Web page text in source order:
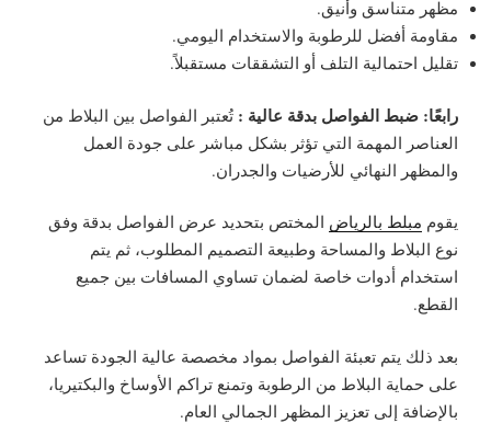
مظهر متناسق وأنيق.
مقاومة أفضل للرطوبة والاستخدام اليومي.
تقليل احتمالية التلف أو التشققات مستقبلاً.
رابعًا: ضبط الفواصل بدقة عالية : تُعتبر الفواصل بين البلاط من
العناصر المهمة التي تؤثر بشكل مباشر على جودة العمل
والمظهر النهائي للأرضيات والجدران.
يقوم مبلط بالرياض المختص بتحديد عرض الفواصل بدقة وفق
نوع البلاط والمساحة وطبيعة التصميم المطلوب، ثم يتم
استخدام أدوات خاصة لضمان تساوي المسافات بين جميع
القطع.
بعد ذلك يتم تعبئة الفواصل بمواد مخصصة عالية الجودة تساعد
على حماية البلاط من الرطوبة وتمنع تراكم الأوساخ والبكتيريا،
بالإضافة إلى تعزيز المظهر الجمالي العام.